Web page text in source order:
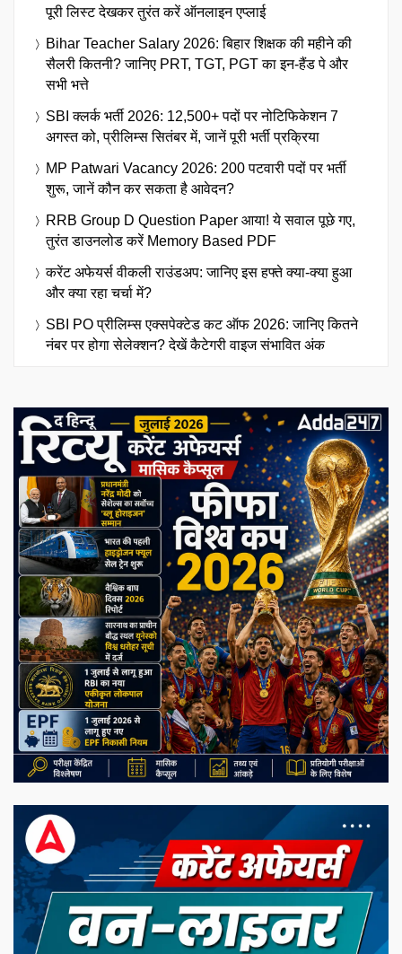
पूरी लिस्ट देखकर तुरंत करें ऑनलाइन एप्लाई
Bihar Teacher Salary 2026: बिहार शिक्षक की महीने की
सैलरी कितनी? जानिए PRT, TGT, PGT का इन-हैंड पे और
सभी भत्ते
SBI क्लर्क भर्ती 2026: 12,500+ पदों पर नोटिफिकेशन 7
अगस्त को, प्रीलिम्स सितंबर में, जानें पूरी भर्ती प्रक्रिया
MP Patwari Vacancy 2026: 200 पटवारी पदों पर भर्ती
शुरू, जानें कौन कर सकता है आवेदन?
RRB Group D Question Paper आया! ये सवाल पूछे गए,
तुरंत डाउनलोड करें Memory Based PDF
करेंट अफेयर्स वीकली राउंडअप: जानिए इस हफ्ते क्या-क्या हुआ
और क्या रहा चर्चा में?
SBI PO प्रीलिम्स एक्सपेक्टेड कट ऑफ 2026: जानिए कितने
नंबर पर होगा सेलेक्शन? देखें कैटेगरी वाइज संभावित अंक